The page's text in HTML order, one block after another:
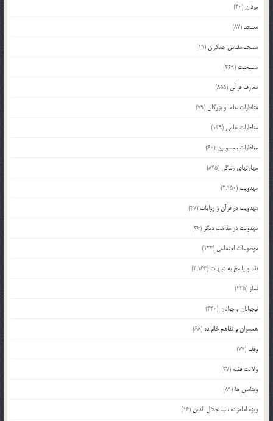
مردان(40)
مسجد(87)
مسجد مقدس جمکران(19)
مسیحیت (229)
معارف قرآنی (855)
مناظرات علما و بزرگان(79)
مناظرات علمی (139)
مناظرات معصومین (60)
مهارتهای زندگی (845)
مهدویت (2,150)
مهدویت در قرآن و روایات (47)
مهدویت در مذاهب دیگر (36)
موضوعات اجتماعی (122)
نقد و پاسخ به شبهات (2,166)
نماز (225)
نوجوانان و جوانان(440)
همسران و تفاهم خانواده (68)
وقف (77)
ولایت فقیه (37)
ویتامین ها (89)
ویژه امامزاده سید جلال الدین (16)